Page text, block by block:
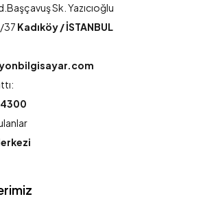
Sk. Yazıcıoğlu
37 Kadıköy / İSTANBUL
4300